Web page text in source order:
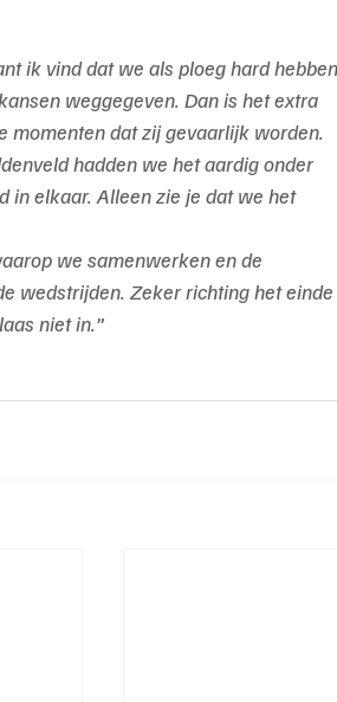
ik vind dat we als ploeg hard hebben
weggegeven. Dan is het extra
momenten dat zij gevaarlijk worden.
hadden we het aardig onder
in elkaar. Alleen zie je dat we het
we samenwerken en de
wedstrijden. Zeker richting het einde
niet in.”